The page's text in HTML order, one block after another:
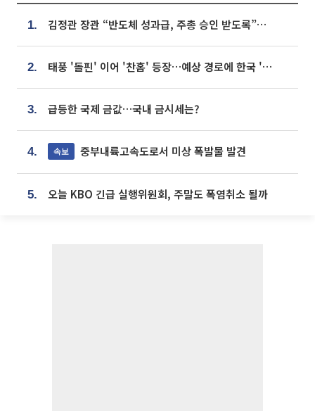
1. 김정관 장관 “반도체 성과급, 주총 승인 받도록”…상법·자본시장법 개정 시사
2. 태풍 '돌핀' 이어 '찬홈' 등장…예상 경로에 한국 '한숨'
3. 급등한 국제 금값…국내 금시세는?
4. 속보 중부내륙고속도로서 미상 폭발물 발견
5. 오늘 KBO 긴급 실행위원회, 주말도 폭염취소 될까